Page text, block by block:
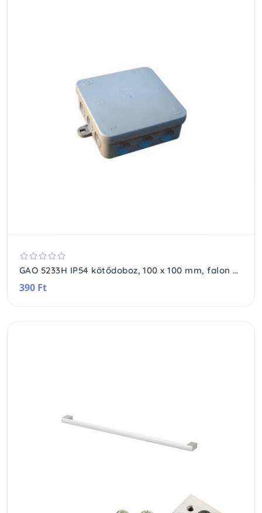
GAO 5233H IP54 kötődoboz, 100 x 100 mm, falon kívüli, vízmentes, szürke
390 Ft